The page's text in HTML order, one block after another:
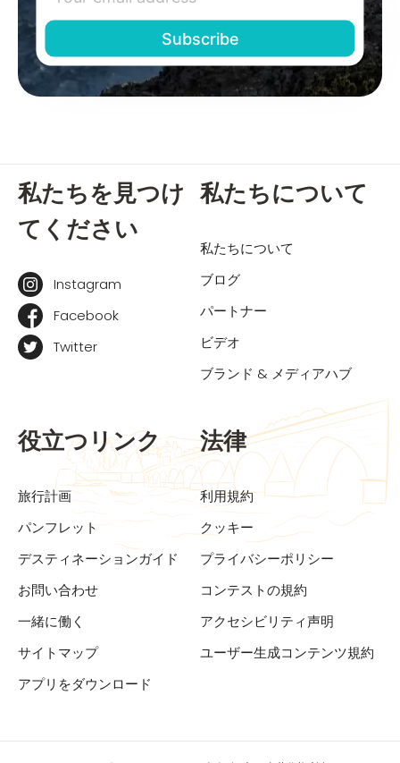
私たちを見つけ
てください
Instagram
Facebook
Twitter
私たちについて
私たちについて
ブログ
パートナー
ビデオ
ブランド & メディアハブ
役立つリンク
旅行計画
パンフレット
デスティネーションガイド
お問い合わせ
一緒に働く
サイトマップ
アプリをダウンロード
法律
利用規約
クッキー
プライバシーポリシー
コンテストの規約
アクセシビリティ声明
ユーザー生成コンテンツ規約